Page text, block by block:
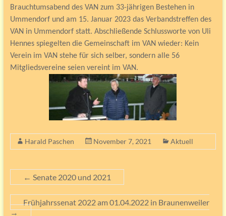
Brauchtumsabend des VAN zum 33-jährigen Bestehen in
Ummendorf und am 15. Januar 2023 das Verbandstreffen des
VAN in Ummendorf statt. Abschließende Schlussworte von Uli
Hennes spiegelten die Gemeinschaft im VAN wieder: Kein
Verein im VAN stehe für sich selber, sondern alle 56
Mitgliedsvereine seien vereint im VAN.
Harald Paschen November 7, 2021 Aktuell
← Senate 2020 und 2021
Frühjahrssenat 2022 am 01.04.2022 in Braunenweiler
→